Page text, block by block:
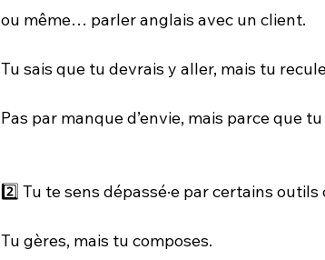
ou même… parler anglais avec un client.
Tu sais que tu devrais y aller, mais tu
Pas par manque d’envie, mais parce que
2️⃣ Tu te sens dépassé·e par certains
Tu gères, mais tu composes.